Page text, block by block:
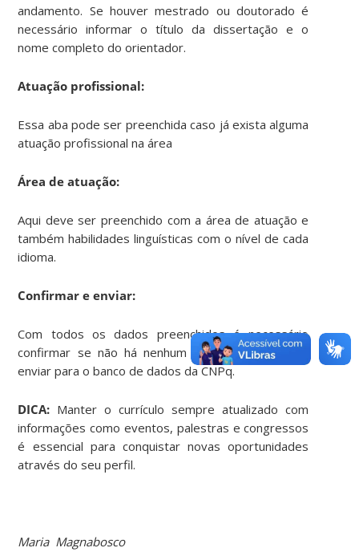
andamento. Se houver mestrado ou doutorado é
necessário informar o título da dissertação e o
nome completo do orientador.
Atuação profissional:
Essa aba pode ser preenchida caso já exista alguma
atuação profissional na área
Área de atuação:
Aqui deve ser preenchido com a área de atuação e
também habilidades linguísticas com o nível de cada
idioma.
Confirmar e enviar:
Com todos os dados preenchidos é necessário
confirmar se não há nenhum erro, e em seguida
enviar para o banco de dados da CNPq.
DICA: Manter o currículo sempre atualizado com
informações como eventos, palestras e congressos
é essencial para conquistar novas oportunidades
através do seu perfil.
Maria Magnabosco